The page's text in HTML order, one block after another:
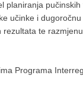
planiranja
učinke i
te
Programa